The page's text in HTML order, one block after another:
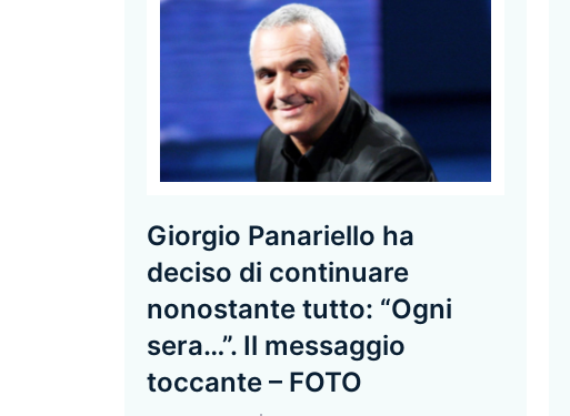
Giorgio Panariello ha
deciso di continuare
nonostante tutto: “Ogni
sera…”. Il messaggio
toccante – FOTO